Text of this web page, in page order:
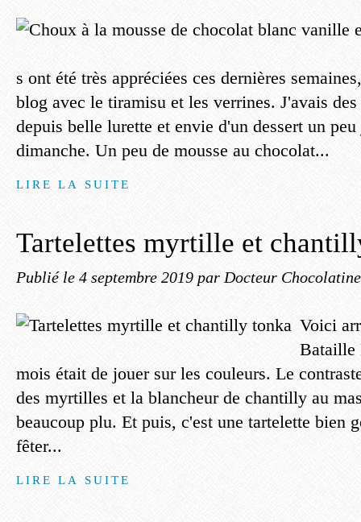
s ont été très appréciées ces dernières
blog avec le tiramisu et les verrines. J'avais
depuis belle lurette et envie d'un dessert un
dimanche. Un peu de mousse au chocolat...
LIRE LA SUITE
Tartelettes myrtille et
Publié le 4 septembre 2019 par Docteur Chocolatine
Voici
Bataille
mois était de jouer sur les couleurs. Le
des myrtilles et la blancheur de chantilly au
beaucoup plu. Et puis, c'est une tartelette bien
fêter...
LIRE LA SUITE